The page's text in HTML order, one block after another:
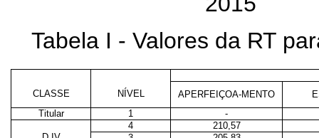
Tabela I - Valores da RT
CLASSE NÍVEL APERFEIÇOA-MENTO
Titular
1
-
4
210,57